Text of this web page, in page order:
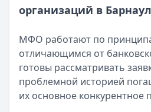
Опубликовано:5 декабря 2025 г.
Читать новость
57 сервисов микрозаймов
Кратко:Авторизация через
Опубликовано:23 ноября 2025 г.
Категория:МФО
организаций в
МФО работают по
отличающимся от
готовы рассматривать
проблемной историей
их основное конкурентное